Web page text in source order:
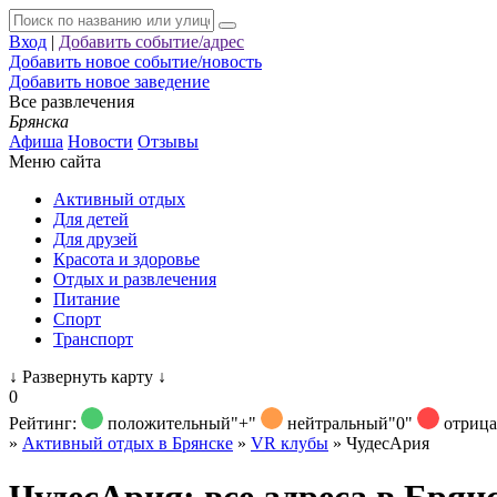
Вход | Добавить событие/адрес
Добавить новое событие/новость
Добавить новое заведение
Все развлечения
Брянска
Афиша Новости Отзывы
Меню сайта
Активный отдых
Для детей
Для друзей
Красота и здоровье
Отдых и развлечения
Питание
Спорт
Транспорт
↓ Развернуть карту ↓
0
Рейтинг:
положительный"+" нейтральный"0"
» Активный отдых в Брянске » VR клубы » ЧудесАрия